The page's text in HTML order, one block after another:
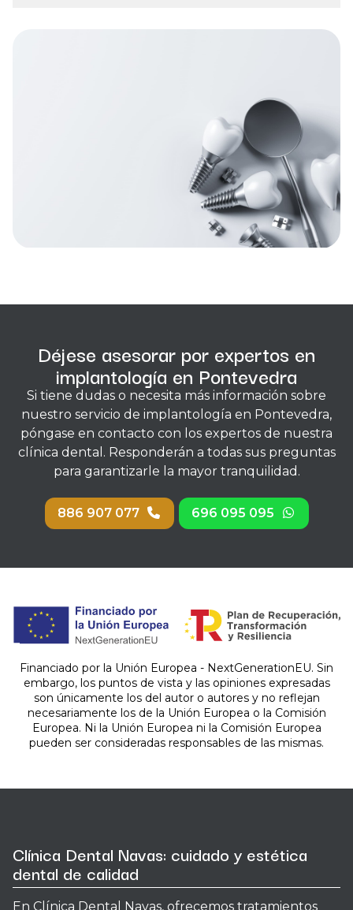
Déjese asesorar por expertos en
implantología en Pontevedra
Si tiene dudas o necesita más información sobre
nuestro servicio de implantología en Pontevedra,
póngase en contacto con los expertos de nuestra
clínica dental. Responderán a todas sus preguntas
para garantizarle la mayor tranquilidad.
886 907 077 696 095 095
Financiado por la Unión Europea - NextGenerationEU. Sin
embargo, los puntos de vista y las opiniones expresadas
son únicamente los del autor o autores y no reflejan
necesariamente los de la Unión Europea o la Comisión
Europea. Ni la Unión Europea ni la Comisión Europea
pueden ser consideradas responsables de las mismas.
Clínica Dental Navas: cuidado y estética
dental de calidad
En Clínica Dental Navas, ofrecemos tratamientos